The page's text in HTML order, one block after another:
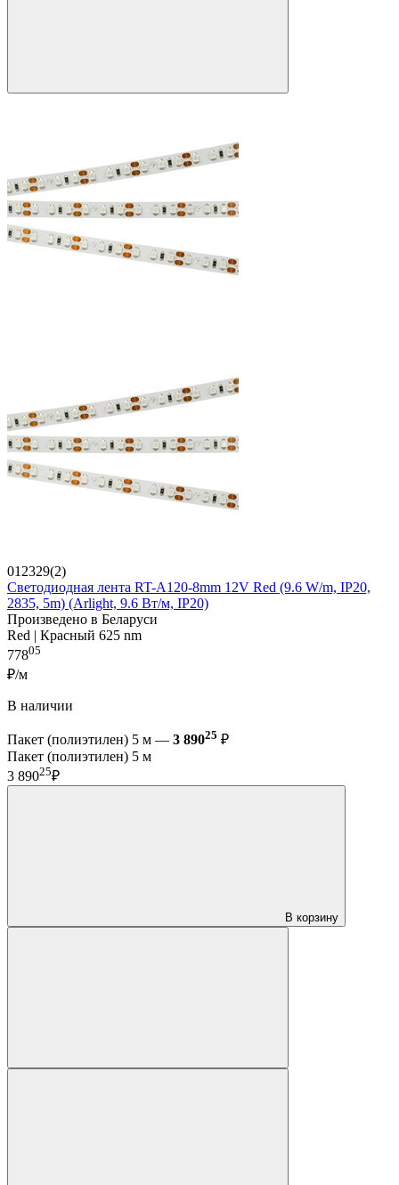
012329(2)
Светодиодная лента RT-A120-8mm 12V Red (9.6 W/m, IP20,
2835, 5m) (Arlight, 9.6 Вт/м, IP20)
Произведено в Беларуси
Red | Красный 625 nm
77805
₽/м
В наличии
Пакет (полиэтилен) 5 м — 3 89025 ₽
Пакет (полиэтилен) 5 м
3 89025₽
В корзину